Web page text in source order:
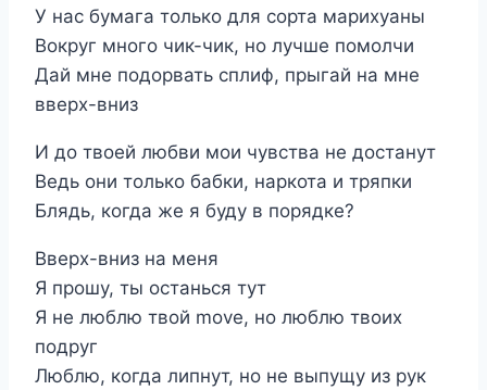
У нас бумага только для сорта марихуаны
Вокруг много чик-чик, но лучше помолчи
Дай мне подорвать сплиф, прыгай на мне
вверх-вниз
И до твоей любви мои чувства не достанут
Ведь они только бабки, наркота и тряпки
Блядь, когда же я буду в порядке?
Вверх-вниз на меня
Я прошу, ты останься тут
Я не люблю твой move, но люблю твоих
подруг
Люблю, когда липнут, но не выпущу из рук